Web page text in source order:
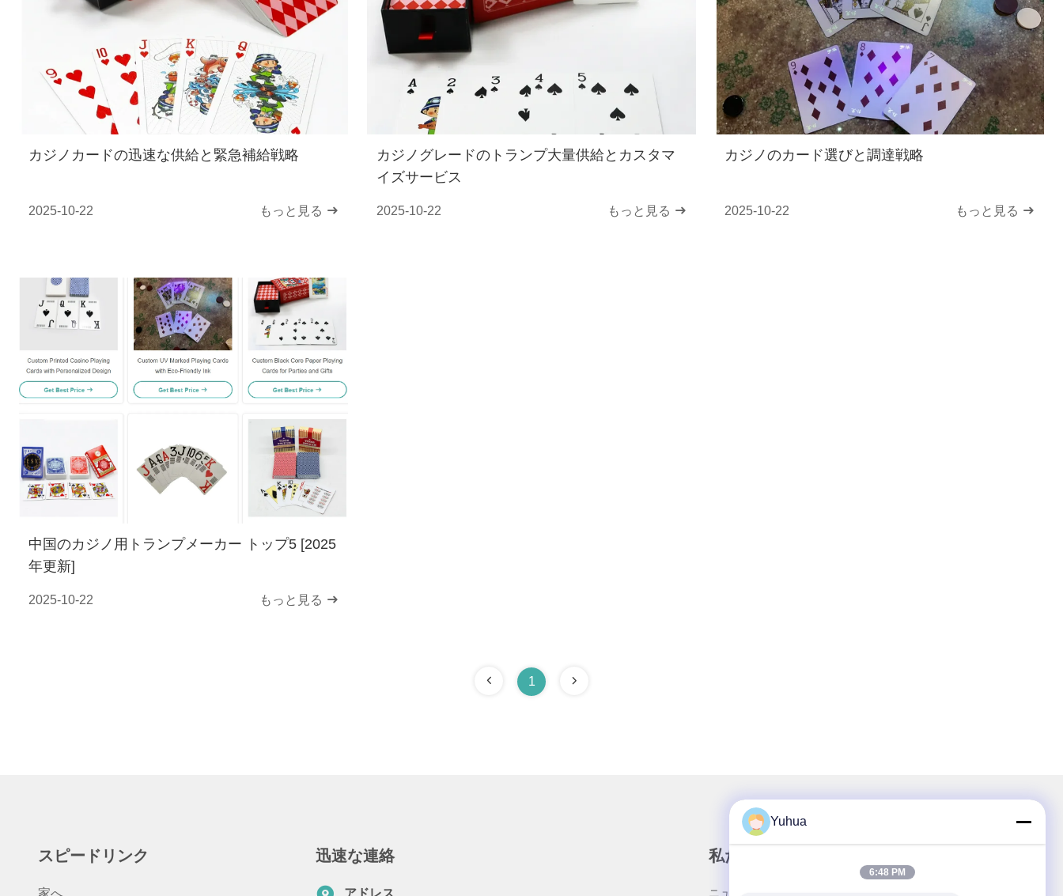
カジノカードの迅速な供給と緊急補給戦略
2025-10-22 もっと見る
カジノグレードのトランプ大量供給とカスタマ
イズサービス
2025-10-22 もっと見る
カジノのカード選びと調達戦略
2025-10-22 もっと見る
中国のカジノ用トランプメーカー トップ5 [2025
年更新]
2025-10-22 もっと見る
1
スピードリンク
家へ
迅速な連絡
アドレス
私たちのニュースレター
ニュースレターへの購読は,割引などで可能です.
Yuhua
6:48 PM